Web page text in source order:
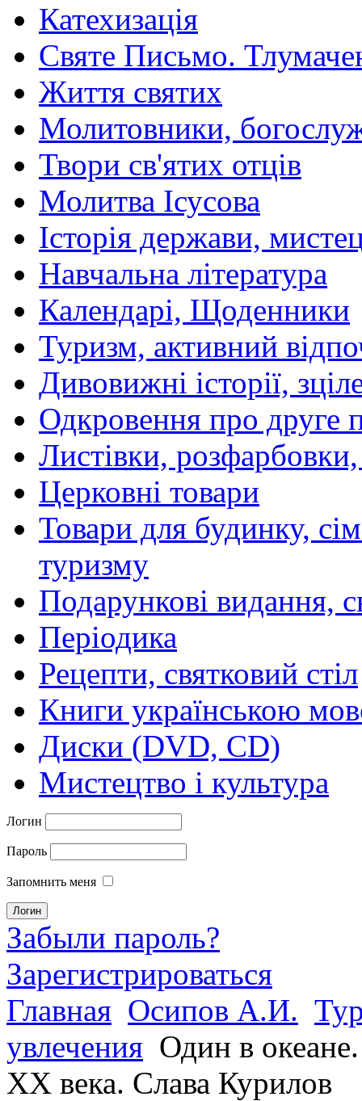
Катехизація
Святе Письмо.
Життя святих
Молитовники,
Твори св'ятих отців
Молитва Ісусова
Історія держави,
Навчальна література
Календарі, Щоденники
Туризм, активний
Дивовижні історії,
Одкровення про друге
Листівки,
Церковні товари
Товари для будинку,
туризму
Подарункові видання,
Періодика
Рецепти, святковий стіл
Книги українською
Диски (DVD, CD)
Мистецтво і культура
Логин
Пароль
Запомнить меня
Забыли пароль?
Зарегистрироваться
Главная Осипов А.И.
увлечения Один в
ХХ века. Слава Курилов